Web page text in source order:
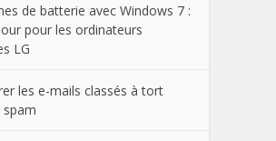
de batterie avec Windows 7 :
pour les ordinateurs
LG
les e-mails classés à tort